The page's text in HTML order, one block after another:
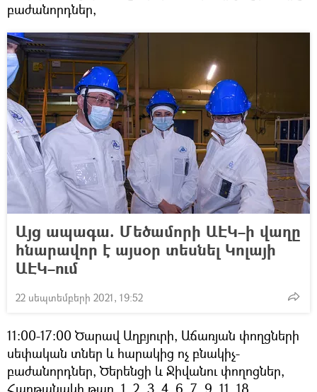
բաժանորդներ,
Այց ապագա. Մեծամորի ԱԷԿ–ի վաղը
հնարավոր է այսօր տեսնել Կոլայի
ԱԷԿ–ում
22 սեպտեմբերի 2021, 19:52
11։00-17։00 Ծարավ Աղբյուրի, Աճառյան փողցների
սեփական տներ և հարակից ոչ բնակիչ-
բաժանորդներ, Ծերենցի և Ջիվանու փողոցներ,
Հաղթանակի թաղ. 1, 2, 3, 4, 6, 7, 9, 11, 18